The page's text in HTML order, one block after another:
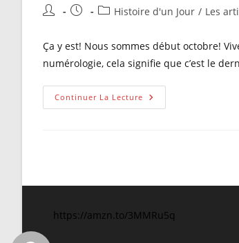
Auteur/autrice
la
publication :
Publication
PostHistoire d'un Jour / Les
Ça y est! Nous sommes début octobre!
numérologie, cela signifie que c’est le
Continuer La Lecture Humeurs
D’Automne,
https://amzn.to/3MMRu5q